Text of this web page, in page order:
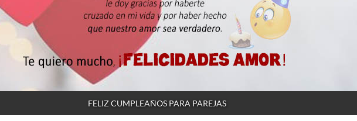
FELIZ CUMPLEAÑOS PARA PAREJAS